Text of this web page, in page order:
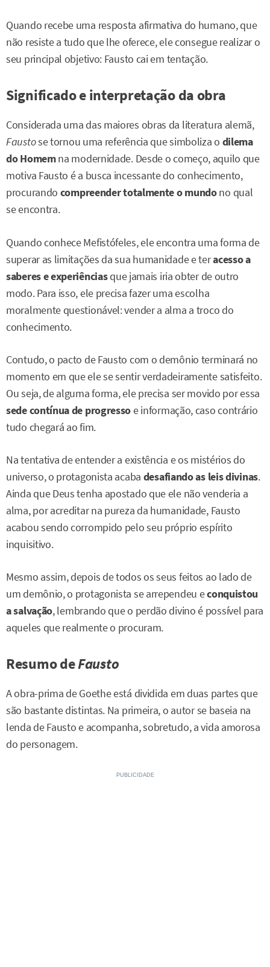
Quando recebe uma resposta afirmativa do humano, que
não resiste a tudo que lhe oferece, ele consegue realizar o
seu principal objetivo: Fausto cai em tentação.
Significado e interpretação da obra
Considerada uma das maiores obras da literatura alemã,
Faustose tornou uma referência que simboliza o dilema
do Homemna modernidade. Desde o começo, aquilo que
motiva Fausto é a busca incessante do conhecimento,
procurando compreender totalmente o mundono qual
se encontra.
Quando conhece Mefistófeles, ele encontra uma forma de
superar as limitações da sua humanidade e teracesso a
saberes e experiênciasque jamais iria obter de outro
modo. Para isso, ele precisa fazer uma escolha
moralmente questionável: vender a alma a troco do
conhecimento.
Contudo, o pacto de Fausto com o demônio terminará no
momento em que ele se sentir verdadeiramente satisfeito.
Ou seja, de alguma forma, ele precisa ser movido por essa
sede contínua de progressoe informação, caso contrário
tudo chegará ao fim.
Na tentativa de entender a existência e os mistérios do
universo, o protagonista acaba desafiando as leis divinas.
Ainda que Deus tenha apostado que ele não venderia a
alma, por acreditar na pureza da humanidade, Fausto
acabou sendo corrompido pelo seu próprio espírito
inquisitivo.
Mesmo assim, depois de todos os seus feitos ao lado de
um demônio, o protagonista se arrependeu econquistou
a salvação, lembrando que o perdão divino é possível para
aqueles que realmente o procuram.
Resumo deFausto
A obra-prima de Goethe está dividida em duas partes que
são bastante distintas. Na primeira, o autor se baseia na
lenda de Fausto e acompanha, sobretudo, a vida amorosa
do personagem.